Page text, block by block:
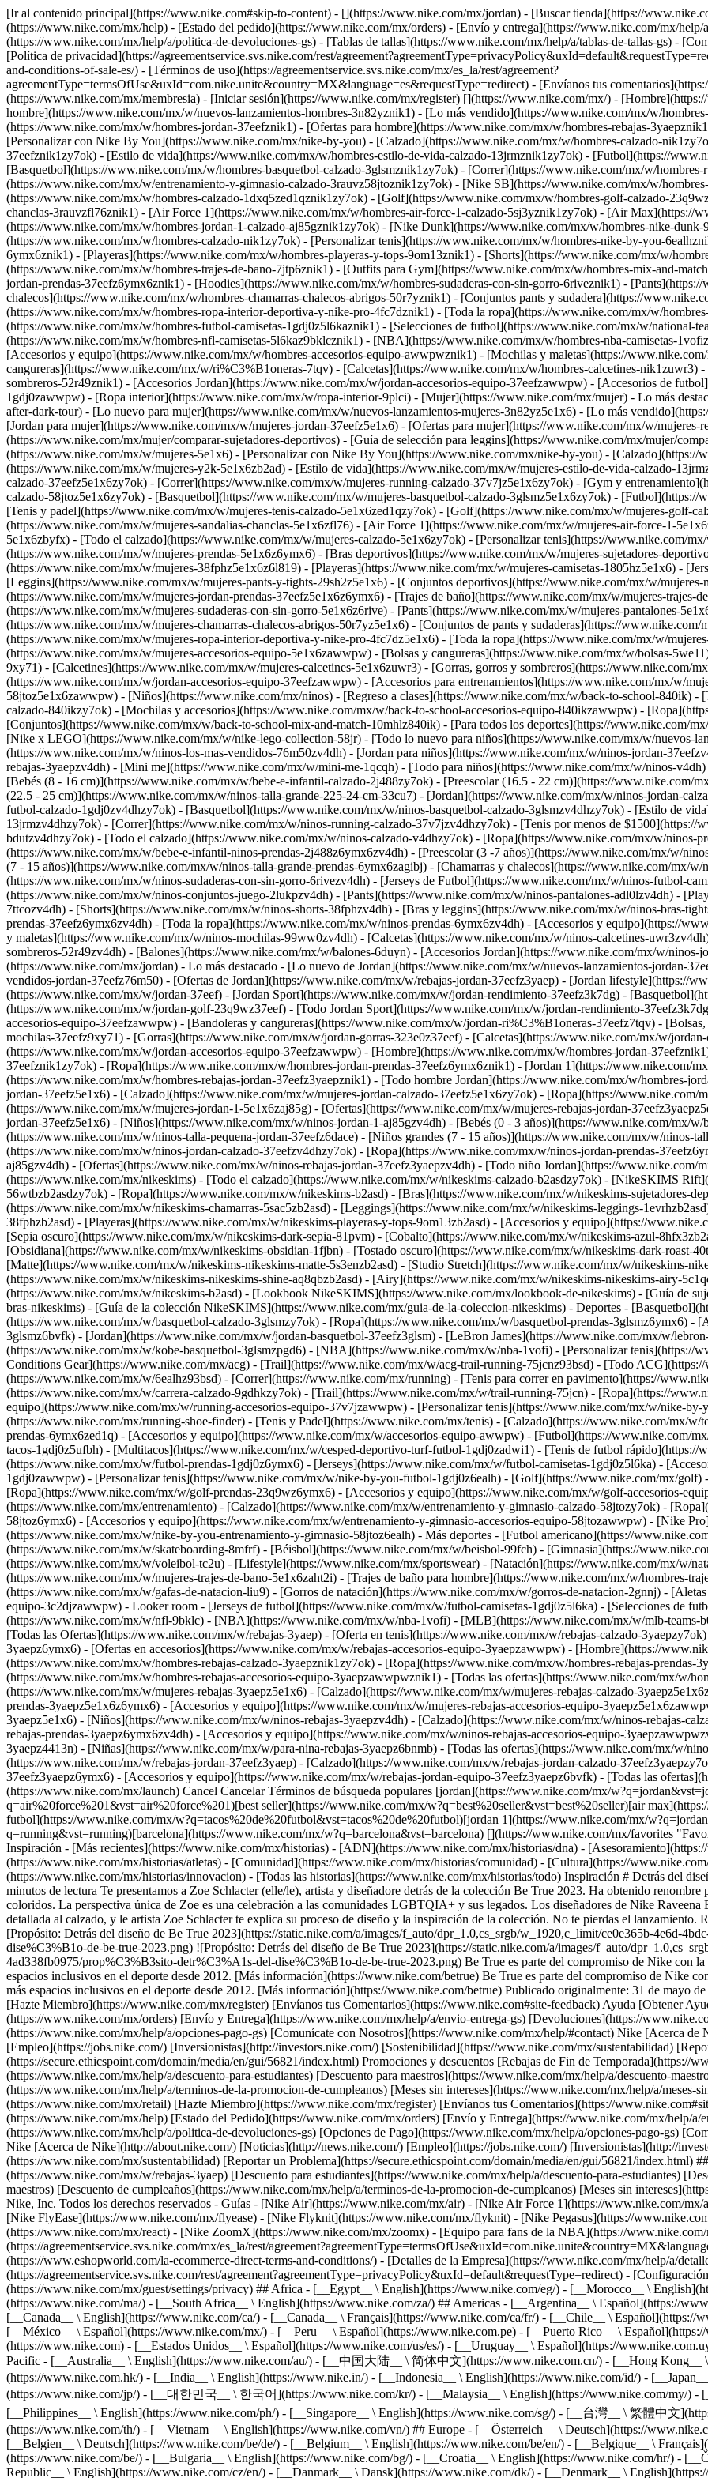
[Ir al contenido principal](https://www.nike.com#skip-to-content) - [](https://www.nike.com/mx/jordan) - [Buscar tienda](https://
(https://www.nike.com/mx/help) - [Estado del pedido](https://www.nike.com/mx/orders) - [Envío y entrega](https://www.nike.com/mx/help/
(https://www.nike.com/mx/help/a/politica-de-devoluciones-gs) - [Tablas de tallas](https://www.nike.com/mx/help/a/tablas-de-tallas-gs) -
[Política de privacidad](https://agreementservice.svs.nike.com/rest/
and-conditions-of-sale-es/) - [Términos de uso](https://agreementservice.svs.nike.com/mx/es_la/rest/agreement?
agreementType=termsOfUse&uxId=com.nike.unite&country=MX&language=es&requestType=redirect) - [Envíanos tus
(https://www.nike.com/mx/membresia) - [Iniciar sesión](https://www.nike.com/mx/register) [](https://www.nike.com/mx/) -
hombre](https://www.nike.com/mx/w/nuevos-lanzamientos-hombres-3n82yznik1) - [Lo más vendido](https://www.nike.com/mx/w/
(https://www.nike.com/mx/w/hombres-jordan-37eefznik1) - [Ofertas para hombre](https://www.nike.com/mx/w/hombres-rebajas-
[Personalizar con Nike By You](https://www.nike.com/mx/nike-by-you) - [Calzado](https://www.nike.com/mx/w/hombres-calzado-
37eefznik1zy7ok) - [Estilo de vida](https://www.nike.com/mx/w/hombres-estilo-de-vida-calzado-13jrmznik1zy7ok) - [Futbol](https://
[Basquetbol](https://www.nike.com/mx/w/hombres-basquetbol-calzado-3glsmznik1zy7ok) - [Correr](https://www.nike.com/mx/w/
(https://www.nike.com/mx/w/entrenamiento-y-gimnasio-calzado-3rauvz58jtoznik1zy7ok) - [Nike SB](https://www.nike.com/mx/w/
(https://www.nike.com/mx/w/hombres-calzado-1dxq5zed1qznik1zy7ok) - [Golf](https://www.nike.com/mx/w/hombres-golf-calzado-
chanclas-3rauvzfl76znik1) - [Air Force 1](https://www.nike.com/mx/w/hombres-air-force-1-calzado-5sj3yznik1zy7ok) - [Air Max](https://
(https://www.nike.com/mx/w/hombres-jordan-1-calzado-aj85gznik1zy7ok) - [Nike Dunk](https://www.nike.com/mx/w/hombres-nike-dunk-
(https://www.nike.com/mx/w/hombres-calzado-nik1zy7ok) - [Personalizar tenis](https://www.nike.com/mx/w/hombres-nike-by-you-
6ymx6znik1) - [Playeras](https://www.nike.com/mx/w/hombres-playeras-y-tops-9om13znik1) - [Shorts](https://www.nike.com/mx/w/
(https://www.nike.com/mx/w/hombres-trajes-de-bano-7jtp6znik1) - [Outfits para Gym](https://www.nike.com/mx/w/hombres-mix-and-
jordan-prendas-37eefz6ymx6znik1) - [Hoodies](https://www.nike.com/mx/w/hombres-sudaderas-con-sin-gorro-6riveznik1) -
chalecos](https://www.nike.com/mx/w/hombres-chamarras-chalecos-abrigos-50r7yznik1) - [Conjuntos pants y sudadera](https://
(https://www.nike.com/mx/w/hombres-ropa-interior-deportiva-y-nike-pro-4fc7dznik1) - [Toda la ropa](https://www.nike.com/mx/w/
(https://www.nike.com/mx/w/hombres-futbol-camisetas-1gdj0z5l6kaznik1) - [Selecciones de futbol](https://www.nike.com/mx/w/national-
(https://www.nike.com/mx/w/hombres-nfl-camisetas-5l6kaz9bklcznik1) - [NBA](https://www.nike.com/mx/w/hombres-nba-camisetas-
[Accesorios y equipo](https://www.nike.com/mx/w/hombres-accesorios-equipo-awwpwznik1) - [Mochilas y maletas](https://
cangureras](https://www.nike.com/mx/w/ri%C3%B1oneras-7tqv) - [Calcetas](https://www.nike.com/mx/w/hombres-calcetines-nik1zuwr3)
sombreros-52r49znik1) - [Accesorios Jordan](https://www.nike.com/mx/w/jordan-accesorios-equipo-37eefzawwpw) - [Accesorios de
1gdj0zawwpw) - [Ropa interior](https://www.nike.com/mx/w/ropa-interior-9plci) - [Mujer](https://www.nike.com/mx/mujer) - Lo más
after-dark-tour) - [Lo nuevo para mujer](https://www.nike.com/mx/w/nuevos-lanzamientos-mujeres-3n82yz5e1x6) - [Lo más
[Jordan para mujer](https://www.nike.com/mx/w/mujeres-jordan-37eefz5e1x6) - [Ofertas para mujer](https://www.nike.com/mx/w/mujeres-
(https://www.nike.com/mx/mujer/comparar-sujetadores-deportivos) - [Guía de selección para leggins](https://www.nike.com/mx/mujer/
(https://www.nike.com/mx/w/mujeres-5e1x6) - [Personalizar con Nike By You](https://www.nike.com/mx/nike-by-you) - [Calzado](https://
(https://www.nike.com/mx/w/mujeres-y2k-5e1x6zb2ad) - [Estilo de vida](https://www.nike.com/mx/w/mujeres-estilo-de-vida-calzado-
calzado-37eefz5e1x6zy7ok) - [Correr](https://www.nike.com/mx/w/mujeres-running-calzado-37v7jz5e1x6zy7ok) - [Gym y
calzado-58jtoz5e1x6zy7ok) - [Basquetbol](https://www.nike.com/mx/w/mujeres-basquetbol-calzado-3glsmz5e1x6zy7ok) -
[Tenis y padel](https://www.nike.com/mx/w/mujeres-tenis-calzado-5e1x6zed1qzy7ok) - [Golf](https://www.nike.com/mx/w/mujeres-golf-
(https://www.nike.com/mx/w/mujeres-sandalias-chanclas-5e1x6zfl76) - [Air Force 1](https://www.nike.com/mx/w/mujeres-air-force-1-
5e1x6zbyfx) - [Todo el calzado](https://www.nike.com/mx/w/mujeres-calzado-5e1x6zy7ok) - [Personalizar tenis](https://www.nike.com/
(https://www.nike.com/mx/w/mujeres-prendas-5e1x6z6ymx6) - [Bras deportivos](https://www.nike.com/mx/w/mujeres-sujetadores-
(https://www.nike.com/mx/w/mujeres-38fphz5e1x6z6l819) - [Playeras](https://www.nike.com/mx/w/mujeres-camisetas-1805hz5e1x6) -
[Leggins](https://www.nike.com/mx/w/mujeres-pants-y-tights-29sh2z5e1x6) - [Conjuntos deportivos](https://www.nike.com/mx/w/
(https://www.nike.com/mx/w/mujeres-jordan-prendas-37eefz5e1x6z6ymx6) - [Trajes de baño](https://www.nike.com/mx/w/mujeres-trajes-
(https://www.nike.com/mx/w/mujeres-sudaderas-con-sin-gorro-5e1x6z6rive) - [Pants](https://www.nike.com/mx/w/mujeres-pantalones-
(https://www.nike.com/mx/w/mujeres-chamarras-chalecos-abrigos-50r7yz5e1x6) - [Conjuntos de pants y sudaderas](https://
(https://www.nike.com/mx/w/mujeres-ropa-interior-deportiva-y-nike-pro-4fc7dz5e1x6) - [Toda la ropa](https://www.nike.com/mx/w/
(https://www.nike.com/mx/w/mujeres-accesorios-equipo-5e1x6zawwpw) - [Bolsas y cangureras](https://www.nike.com/mx/w/bolsas-
9xy71) - [Calcetines](https://www.nike.com/mx/w/mujeres-calcetines-5e1x6zuwr3) - [Gorras, gorros y sombreros](https://www.nike.com/
(https://www.nike.com/mx/w/jordan-accesorios-equipo-37eefzawwpw) - [Accesorios para entrenamientos](https://www.nike.com/mx/w/
58jtoz5e1x6zawwpw) - [Niños](https://www.nike.com/mx/ninos) - [Regreso a clases](https://www.nike.com/mx/w/back-to-school-840ik)
calzado-840ikzy7ok) - [Mochilas y accesorios](https://www.nike.com/mx/w/back-to-school-accesorios-equipo-840ikzawwpw) -
[Conjuntos](https://www.nike.com/mx/w/back-to-school-mix-and-match-10mhlz840ik) - [Para todos los deportes](https://www.nike.com/
[Nike x LEGO](https://www.nike.com/mx/w/nike-lego-collection-58jr) - [Todo lo nuevo para niños](https://www.nike.com/mx/w/nuevos-
(https://www.nike.com/mx/w/ninos-los-mas-vendidos-76m50zv4dh) - [Jordan para niños](https://www.nike.com/mx/w/ninos-jordan-
rebajas-3yaepzv4dh) - [Mini me](https://www.nike.com/mx/w/mini-me-1qcqh) - [Todo para niños](https://www.nike.com/mx/w/ninos-v4dh)
[Bebés (8 - 16 cm)](https://www.nike.com/mx/w/bebe-e-infantil-calzado-2j488zy7ok) - [Preescolar (16.5 - 22 cm)](https://www.nike.com/
(22.5 - 25 cm)](https://www.nike.com/mx/w/ninos-talla-grande-225-24-cm-33cu7) - [Jordan](https://www.nike.com/mx/w/ninos-jordan-
futbol-calzado-1gdj0zv4dhzy7ok) - [Basquetbol](https://www.nike.com/mx/w/ninos-basquetbol-calzado-3glsmzv4dhzy7ok) - [Estilo de
13jrmzv4dhzy7ok) - [Correr](https://www.nike.com/mx/w/ninos-running-calzado-37v7jzv4dhzy7ok) - [Tenis por menos de $1500](https://
bdutzv4dhzy7ok) - [Todo el calzado](https://www.nike.com/mx/w/ninos-calzado-v4dhzy7ok) - [Ropa](https://www.nike.com/mx/w/ninos-
(https://www.nike.com/mx/w/bebe-e-infantil-ninos-prendas-2j488z6ymx6zv4dh) - [Preescolar (3 -7 años)](https://www.nike.com/mx/w/
(7 - 15 años)](https://www.nike.com/mx/w/ninos-talla-grande-prendas-6ymx6zagibj) - [Chamarras y chalecos](https://www.nike.com/mx/w/
(https://www.nike.com/mx/w/ninos-sudaderas-con-sin-gorro-6rivezv4dh) - [Jerseys de Futbol](https://www.nike.com/mx/w/ninos-futbol-
(https://www.nike.com/mx/w/ninos-conjuntos-juego-2lukpzv4dh) - [Pants](https://www.nike.com/mx/w/ninos-pantalones-adl0lzv4dh) -
7ttcozv4dh) - [Shorts](https://www.nike.com/mx/w/ninos-shorts-38fphzv4dh) - [Bras y leggins](https://www.nike.com/mx/w/ninos-bras-
prendas-37eefz6ymx6zv4dh) - [Toda la ropa](https://www.nike.com/mx/w/ninos-prendas-6ymx6zv4dh) - [Accesorios y equipo](https://
y maletas](https://www.nike.com/mx/w/ninos-mochilas-99ww0zv4dh) - [Calcetas](https://www.nike.com/mx/w/ninos-calcetines-
sombreros-52r49zv4dh) - [Balones](https://www.nike.com/mx/w/balones-6duyn) - [Accesorios Jordan](https://www.nike.com/mx/w/ninos-
(https://www.nike.com/mx/jordan) - Lo más destacado - [Lo nuevo de Jordan](https://www.nike.com/mx/w/nuevos-lanzamientos-jordan-
vendidos-jordan-37eefz76m50) - [Ofertas de Jordan](https://www.nike.com/mx/w/rebajas-jordan-37eefz3yaep) - [Jordan lifestyle](https://
(https://www.nike.com/mx/w/jordan-37eef) - [Jordan Sport](https://www.nike.com/mx/w/jordan-rendimiento-37eefz3k7dg) -
(https://www.nike.com/mx/w/jordan-golf-23q9wz37eef) - [Todo Jordan Sport](https://www.nike.com/mx/w/jordan-rendimiento-
accesorios-equipo-37eefzawwpw) - [Bandoleras y cangureras](https://www.nike.com/mx/w/jordan-ri%C3%B1oneras-37eefz7tqv) -
mochilas-37eefz9xy71) - [Gorras](https://www.nike.com/mx/w/jordan-gorras-323e0z37eef) - [Calcetas](https://www.nike.com/mx/w/
(https://www.nike.com/mx/w/jordan-accesorios-equipo-37eefzawwpw) - [Hombre](https://www.nike.com/mx/w/hombres-jordan-
37eefznik1zy7ok) - [Ropa](https://www.nike.com/mx/w/hombres-jordan-prendas-37eefz6ymx6znik1) - [Jordan 1](https://www.nike.com/
(https://www.nike.com/mx/w/hombres-rebajas-jordan-37eefz3yaepznik1) - [Todo hombre Jordan](https://www.nike.com/mx/w/hombres-
jordan-37eefz5e1x6) - [Calzado](https://www.nike.com/mx/w/mujeres-jordan-calzado-37eefz5e1x6zy7ok) - [Ropa](https://www.nike.com/
(https://www.nike.com/mx/w/mujeres-jordan-1-5e1x6zaj85g) - [Ofertas](https://www.nike.com/mx/w/mujeres-rebajas-jordan-
jordan-37eefz5e1x6) - [Niños](https://www.nike.com/mx/w/ninos-jordan-1-aj85gzv4dh) - [Bebés (0 - 3 años)](https://www.nike.com/mx/w/
(https://www.nike.com/mx/w/ninos-talla-pequena-jordan-37eefz6dace) - [Niños grandes (7 - 15 años)](https://www.nike.com/mx/w/ninos-
(https://www.nike.com/mx/w/ninos-jordan-calzado-37eefzv4dhzy7ok) - [Ropa](https://www.nike.com/mx/w/ninos-jordan-prendas-
aj85gzv4dh) - [Ofertas](https://www.nike.com/mx/w/ninos-rebajas-jordan-37eefz3yaepzv4dh) - [Todo niño Jordan](https://
(https://www.nike.com/mx/nikeskims) - [Todo el calzado](https://www.nike.com/mx/w/nikeskims-calzado-b2asdzy7ok) - [NikeSKIMS
56wtbzb2asdzy7ok) - [Ropa](https://www.nike.com/mx/w/nikeskims-b2asd) - [Bras](https://www.nike.com/mx/w/nikeskims-sujetadores-
(https://www.nike.com/mx/w/nikeskims-chamarras-5sac5zb2asd) - [Leggings](https://www.nike.com/mx/w/nikeskims-leggings-
38fphzb2asd) - [Playeras](https://www.nike.com/mx/w/nikeskims-playeras-y-tops-9om13zb2asd) - [Accesorios y equipo](https://
[Sepia oscuro](https://www.nike.com/mx/w/nikeskims-dark-sepia-81pvm) - [Cobalto](https://www.nike.com/mx/w/nikeskims-azul-
[Obsidiana](https://www.nike.com/mx/w/nikeskims-obsidian-1fjbn) - [Tostado oscuro](https://www.nike.com/mx/w/nikeskims-dark-roast-
[Matte](https://www.nike.com/mx/w/nikeskims-nikeskims-matte-5s3enzb2asd) - [Studio Stretch](https://www.nike.com/mx/w/nikeskims-
(https://www.nike.com/mx/w/nikeskims-nikeskims-shine-aq8qbzb2asd) - [Airy](https://www.nike.com/mx/w/nikeskims-nikeskims-airy-
(https://www.nike.com/mx/w/nikeskims-b2asd) - [Lookbook NikeSKIMS](https://www.nike.com/mx/lookbook-de-nikeskims) - [Guía de
bras-nikeskims) - [Guía de la colección NikeSKIMS](https://www.nike.com/mx/guia-de-la-coleccion-nikeskims) - Deportes -
(https://www.nike.com/mx/w/basquetbol-calzado-3glsmzy7ok) - [Ropa](https://www.nike.com/mx/w/basquetbol-prendas-3glsmz6ymx6) -
3glsmz6bvfk) - [Jordan](https://www.nike.com/mx/w/jordan-basquetbol-37eefz3glsm) - [LeBron James](https://www.nike.com/mx/w/
(https://www.nike.com/mx/w/kobe-basquetbol-3glsmzpgd6) - [NBA](https://www.nike.com/mx/w/nba-1vofi) - [Personalizar tenis](https://
Conditions Gear](https://www.nike.com/mx/acg) - [Trail](https://www.nike.com/mx/w/acg-trail-running-75jcnz93bsd) - [Todo
(https://www.nike.com/mx/w/6ealhz93bsd) - [Correr](https://www.nike.com/mx/running) - [Tenis para correr en pavimento](https://
(https://www.nike.com/mx/w/carrera-calzado-9gdhkzy7ok) - [Trail](https://www.nike.com/mx/w/trail-running-75jcn) - [Ropa](https://
equipo](https://www.nike.com/mx/w/running-accesorios-equipo-37v7jzawwpw) - [Personalizar tenis](https://www.nike.com/mx/w/nike-by-
(https://www.nike.com/mx/running-shoe-finder) - [Tenis y Padel](https://www.nike.com/mx/tenis) - [Calzado](https://www.nike.com/mx/
prendas-6ymx6zed1q) - [Accesorios y equipo](https://www.nike.com/mx/w/accesorios-equipo-awwpw) - [Futbol](https://www.nike.com/
tacos-1gdj0z5ufbh) - [Multitacos](https://www.nike.com/mx/w/cesped-deportivo-turf-futbol-1gdj0zadwi1) - [Tenis de futbol
(https://www.nike.com/mx/w/futbol-prendas-1gdj0z6ymx6) - [Jerseys](https://www.nike.com/mx/w/futbol-camisetas-1gdj0z5l6ka) -
1gdj0zawwpw) - [Personalizar tenis](https://www.nike.com/mx/w/nike-by-you-futbol-1gdj0z6ealh) - [Golf](https://www.nike.com/mx/golf)
[Ropa](https://www.nike.com/mx/w/golf-prendas-23q9wz6ymx6) - [Accesorios y equipo](https://www.nike.com/mx/w/golf-accesorios-
(https://www.nike.com/mx/entrenamiento) - [Calzado](https://www.nike.com/mx/w/entrenamiento-y-gimnasio-calzado-58jtozy7ok) -
58jtoz6ymx6) - [Accesorios y equipo](https://www.nike.com/mx/w/entrenamiento-y-gimnasio-accesorios-equipo-58jtozawwpw) - [Nike
(https://www.nike.com/mx/w/nike-by-you-entrenamiento-y-gimnasio-58jtoz6ealh) - Más deportes - [Futbol americano](https://
(https://www.nike.com/mx/w/skateboarding-8mfrf) - [Béisbol](https://www.nike.com/mx/w/beisbol-99fch) - [Gimnasia](https://
(https://www.nike.com/mx/w/voleibol-tc2u) - [Lifestyle](https://www.nike.com/mx/sportswear) - [Natación](https://www.nike.com/mx/w/
(https://www.nike.com/mx/w/mujeres-trajes-de-bano-5e1x6zaht2i) - [Trajes de baño para hombre](https://www.nike.com/mx/w/hombres-
(https://www.nike.com/mx/w/gafas-de-natacion-liu9) - [Gorros de natación](https://www.nike.com/mx/w/gorros-de-natacion-2gnnj) -
equipo-3c2djzawwpw) - Looker room - [Jerseys de futbol](https://www.nike.com/mx/w/futbol-camisetas-1gdj0z5l6ka) - [Selecciones de
(https://www.nike.com/mx/w/nfl-9bklc) - [NBA](https://www.nike.com/mx/w/nba-1vofi) - [MLB](https://www.nike.com/mx/w/mlb-teams-
[Todas las Ofertas](https://www.nike.com/mx/w/rebajas-3yaep) - [Oferta en tenis](https://www.nike.com/mx/w/rebajas-calzado-
3yaepz6ymx6) - [Ofertas en accesorios](https://www.nike.com/mx/w/rebajas-accesorios-equipo-3yaepzawwpw) - [Hombre](https://
(https://www.nike.com/mx/w/hombres-rebajas-calzado-3yaepznik1zy7ok) - [Ropa](https://www.nike.com/mx/w/hombres-rebajas-prendas-
(https://www.nike.com/mx/w/hombres-rebajas-accesorios-equipo-3yaepzawwpwznik1) - [Todas las ofertas](https://www.nike.com/mx/w/
(https://www.nike.com/mx/w/mujeres-rebajas-3yaepz5e1x6) - [Calzado](https://www.nike.com/mx/w/mujeres-rebajas-calzado-
prendas-3yaepz5e1x6z6ymx6) - [Accesorios y equipo](https://www.nike.com/mx/w/mujeres-rebajas-accesorios-equipo-
3yaepz5e1x6) - [Niños](https://www.nike.com/mx/w/ninos-rebajas-3yaepzv4dh) - [Calzado](https://www.nike.com/mx/w/ninos-rebajas-
rebajas-prendas-3yaepz6ymx6zv4dh) - [Accesorios y equipo](https://www.nike.com/mx/w/ninos-rebajas-accesorios-equipo-
3yaepz4413n) - [Niñas](https://www.nike.com/mx/w/para-nina-rebajas-3yaepz6bnmb) - [Todas las ofertas](https://www.nike.com/mx/w/